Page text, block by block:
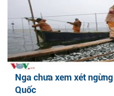
Nga chưa xem xét
Quốc